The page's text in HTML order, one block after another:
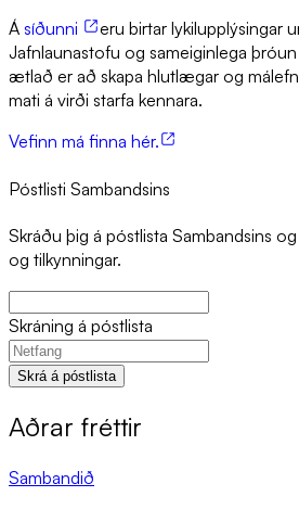
Á síðunni
eru birtar lykilupplýsingar
Jafnlaunastofu og sameiginlega
ætlað er að skapa hlutlægar og
mati á virði starfa kennara.
Vefinn má finna hér.
Póstlisti Sambandsins
Skráðu þig á póstlista Sambandsins
og tilkynningar.
Skráning á póstlista
Skrá á póstlista
Aðrar fréttir
Sambandið